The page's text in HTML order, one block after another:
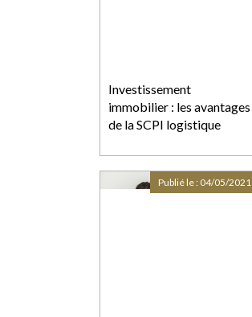
Investissement
immobilier : les avantages
de la SCPI logistique
Publié le : 04/05/2021